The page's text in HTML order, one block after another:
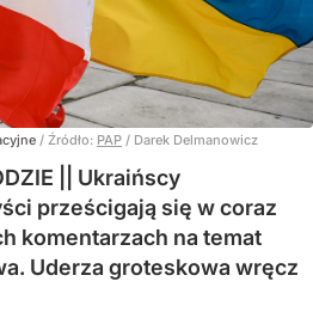
/ Źródło: PAP / Darek Delmanowicz
|| Ukraińscy
prześcigają się w coraz
komentarzach na temat
Uderza groteskowa wręcz